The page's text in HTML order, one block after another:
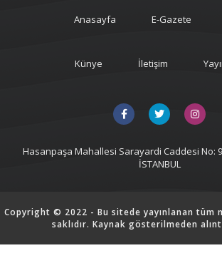
Anasayfa E-Gazete
Künye İletişim
Hasanpaşa Mahallesi Sarayardi Caddesi No:
İSTANBUL
Copyright © 2022 - Bu sitede yayınlanan tüm
saklıdır. Kaynak gösterilmeden